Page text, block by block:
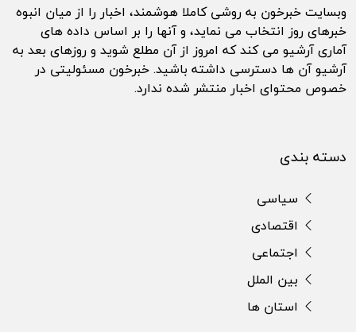
وبسایت خبرخون به روشی کاملا هوشمند، اخبار را از میان انبوه
خبرهای روز انتخاب می نماید، و آنها را بر اساس داده های
آماری آرشیو می کند که امروز از آن مطلع شوید و روزهای بعد به
آرشیو آن ها دسترسی داشته باشید. خبرخون مسئولیتی در
خصوص محتوای اخبار منتشر شده ندارد.
دسته بندی
سیاسی
اقتصادی
اجتماعی
بین الملل
استان ها